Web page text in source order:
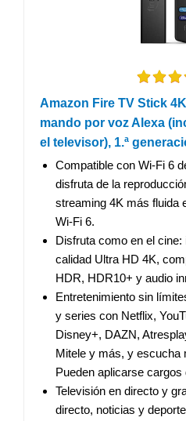
Amazon Fire TV Stick
mando por voz Alexa
el televisor), 1.ª
Compatible con Wi-Fi 6
disfruta de la
streaming 4K más fluida
Wi-Fi 6.
Disfruta como en el
calidad Ultra HD 4K,
HDR, HDR10+ y audio
Entretenimiento sin
y series con Netflix,
Disney+, DAZN,
Mitele y más, y escucha
Pueden aplicarse
Televisión en directo y
directo, noticias y